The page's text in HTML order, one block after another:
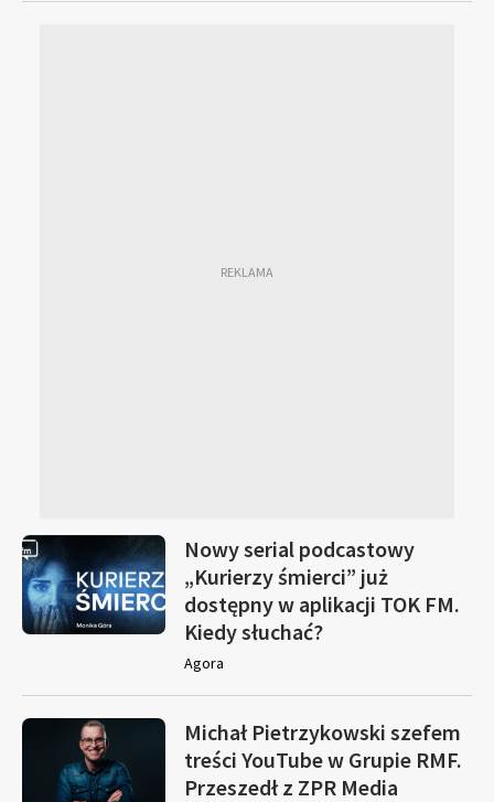
Nowy serial podcastowy
„Kurierzy śmierci” już
dostępny w aplikacji TOK FM.
Kiedy słuchać?
Agora
Michał Pietrzykowski szefem
treści YouTube w Grupie RMF.
Przeszedł z ZPR Media